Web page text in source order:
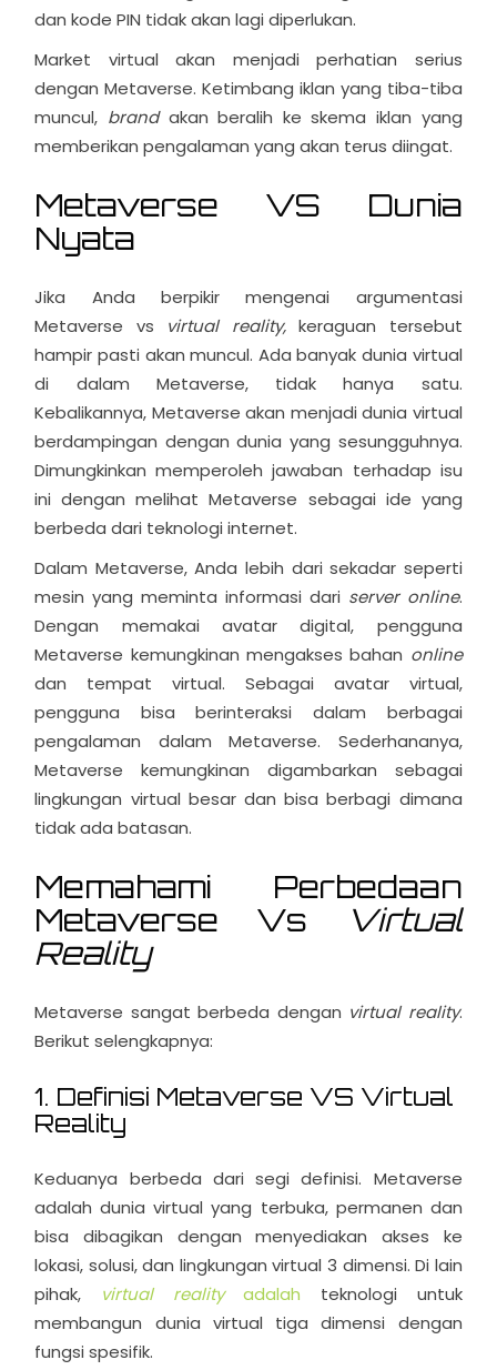
dan kode PIN tidak akan lagi diperlukan.
Market virtual akan menjadi perhatian serius
dengan Metaverse. Ketimbang iklan yang tiba-tiba
muncul, brand akan beralih ke skema iklan yang
memberikan pengalaman yang akan terus diingat.
Metaverse VS Dunia
Nyata
Jika Anda berpikir mengenai argumentasi
Metaverse vs virtual reality,keraguan tersebut
hampir pasti akan muncul. Ada banyak dunia virtual
di dalam Metaverse, tidak hanya satu.
Kebalikannya, Metaverse akan menjadi dunia virtual
berdampingan dengan dunia yang sesungguhnya.
Dimungkinkan memperoleh jawaban terhadap isu
ini dengan melihat Metaverse sebagai ide yang
berbeda dari teknologi internet.
Dalam Metaverse, Anda lebih dari sekadar seperti
mesin yang meminta informasi dari server online.
Dengan memakai avatar digital, pengguna
Metaverse kemungkinan mengakses bahan online
dan tempat virtual. Sebagai avatar virtual,
pengguna bisa berinteraksi dalam berbagai
pengalaman dalam Metaverse. Sederhananya,
Metaverse kemungkinan digambarkan sebagai
lingkungan virtual besar dan bisa berbagi dimana
tidak ada batasan.
Memahami Perbedaan
Metaverse Vs
Virtual
Reality
Metaverse sangat berbeda dengan virtual reality.
Berikut selengkapnya:
1. Definisi Metaverse VS Virtual
Reality
Keduanya berbeda dari segi definisi. Metaverse
adalah dunia virtual yang terbuka, permanen dan
bisa dibagikan dengan menyediakan akses ke
lokasi, solusi, dan lingkungan virtual 3 dimensi. Di lain
pihak, virtual realityadalah teknologi untuk
membangun dunia virtual tiga dimensi dengan
fungsi spesifik.